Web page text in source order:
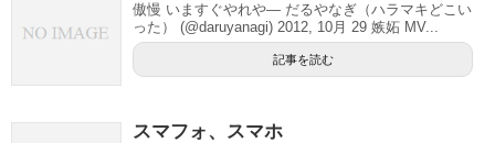
傲慢 いますぐやれや— だるやなぎ（ハラマキどこい
った） (@daruyanagi) 2012, 10月 29 嫉妬 MV...
記事を読む
スマフォ、スマホ